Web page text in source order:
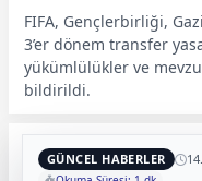
FIFA, Gençlerbirliği,
3’er dönem transfer
yükümlülükler ve
bildirildi.
GÜNCEL HABERLER